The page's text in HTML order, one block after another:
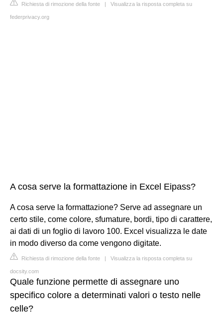
Richiesta di rimozione della fonte | Visualizza la risposta completa su
federprivacy.org
A cosa serve la formattazione in Excel Eipass?
A cosa serve la formattazione? ​Serve ad assegnare un
certo stile, come colore, sfumature, bordi, tipo di carattere,
ai dati di un foglio di lavoro 100. Excel visualizza le date
in modo diverso da come vengono digitate.
Richiesta di rimozione della fonte | Visualizza la risposta completa su
docsity.com
Quale funzione permette di assegnare uno
specifico colore a determinati valori o testo nelle
celle?